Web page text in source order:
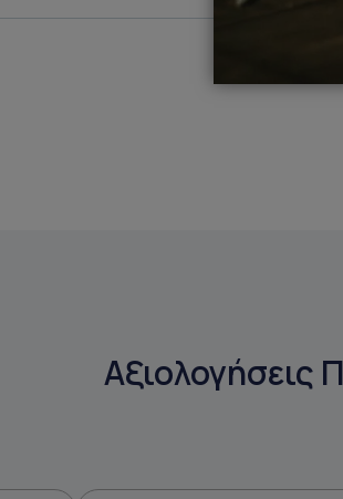
Αξιολογήσεις